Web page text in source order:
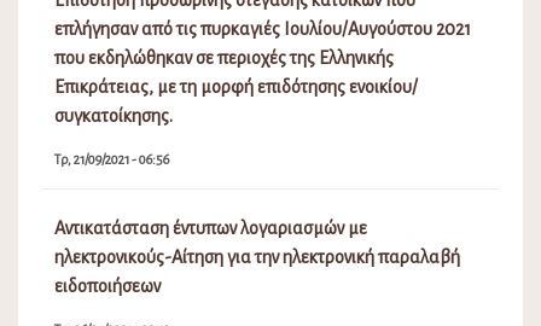
επλήγησαν από τις πυρκαγιές Ιουλίου/Αυγούστου 2021
που εκδηλώθηκαν σε περιοχές της Ελληνικής
Επικράτειας, με τη μορφή επιδότησης ενοικίου/
συγκατοίκησης.
Τρ, 21/09/2021 - 06:56
Αντικατάσταση έντυπων λογαριασμών με
ηλεκτρονικούς-Αίτηση για την ηλεκτρονική παραλαβή
ειδοποιήσεων